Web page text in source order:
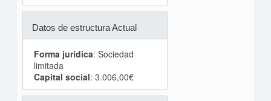
Datos de estructura Actual
Forma jurídica: Sociedad
limitada
Capital social: 3.006,00€